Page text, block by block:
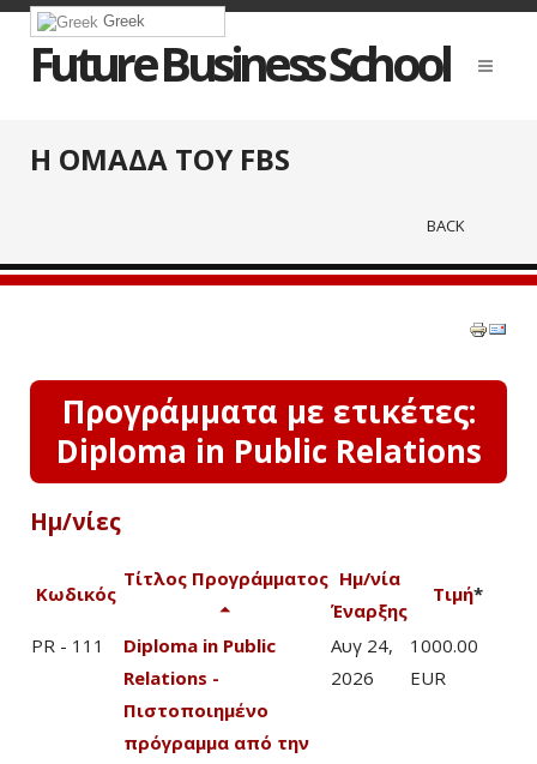
Greek
Future Business School
Η ΟΜΑΔΑ ΤΟΥ FBS
BACK
Προγράμματα με ετικέτες:
Diploma in Public Relations
Ημ/νίες
Κωδικός
Τίτλος Προγράμματος Ημ/νία
Έναρξης
Τιμή*
PR - 111
Diploma in Public
Relations -
Πιστοποιημένο
πρόγραμμα από την
Αυγ 24,
2026
1000.00
EUR